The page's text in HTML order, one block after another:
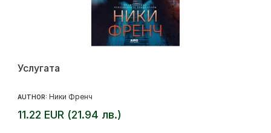
Услугата
AUTHOR: Ники Френч
11.22 EUR (21.94 лв.)